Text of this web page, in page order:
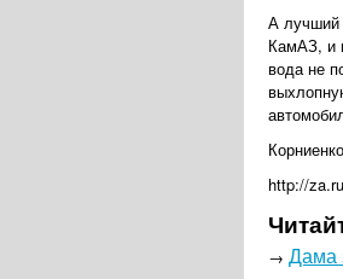
А лучший
КамАЗ, и
вода не
http://za.ru
→ Дама